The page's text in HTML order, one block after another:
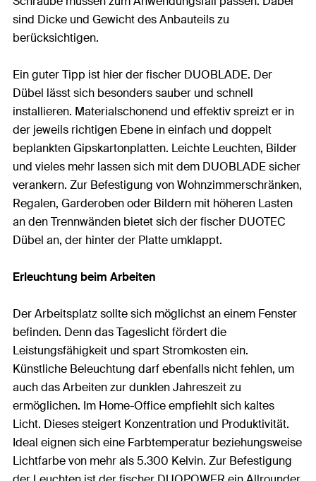
sind Dicke und Gewicht des Anbauteils zu
berücksichtigen.
Ein guter Tipp ist hier der fischer DUOBLADE. Der
Dübel lässt sich besonders sauber und schnell
installieren. Materialschonend und effektiv spreizt er in
der jeweils richtigen Ebene in einfach und doppelt
beplankten Gipskartonplatten. Leichte Leuchten, Bilder
und vieles mehr lassen sich mit dem DUOBLADE sicher
verankern. Zur Befestigung von Wohnzimmerschränken,
Regalen, Garderoben oder Bildern mit höheren Lasten
an den Trennwänden bietet sich der fischer DUOTEC
Dübel an, der hinter der Platte umklappt.
Erleuchtung beim Arbeiten
Der Arbeitsplatz sollte sich möglichst an einem Fenster
befinden. Denn das Tageslicht fördert die
Leistungsfähigkeit und spart Stromkosten ein.
Künstliche Beleuchtung darf ebenfalls nicht fehlen, um
auch das Arbeiten zur dunklen Jahreszeit zu
ermöglichen. Im Home-Office empfiehlt sich kaltes
Licht. Dieses steigert Konzentration und Produktivität.
Ideal eignen sich eine Farbtemperatur beziehungsweise
Lichtfarbe von mehr als 5.300 Kelvin. Zur Befestigung